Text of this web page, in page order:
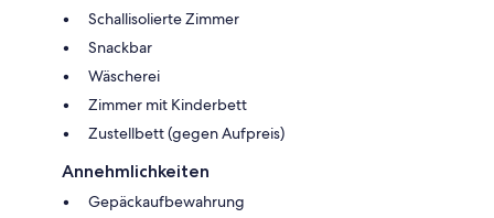
Schallisolierte Zimmer
Snackbar
Wäscherei
Zimmer mit Kinderbett
Zustellbett (gegen Aufpreis)
Annehmlichkeiten
Gepäckaufbewahrung